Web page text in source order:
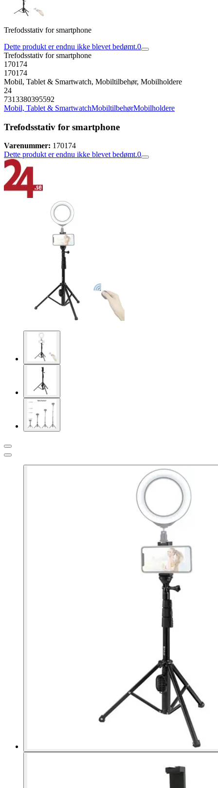
Trefodsstativ for smartphone
Dette produkt er endnu ikke blevet bedømt.0
Trefodsstativ for smartphone
170174
170174
Mobil, Tablet & Smartwatch, Mobiltilbehør, Mobilholdere
24
7313380395592
Mobil, Tablet & SmartwatchMobiltilbehørMobilholdere
Trefodsstativ for smartphone
Varenummer: 170174
Dette produkt er endnu ikke blevet bedømt.0